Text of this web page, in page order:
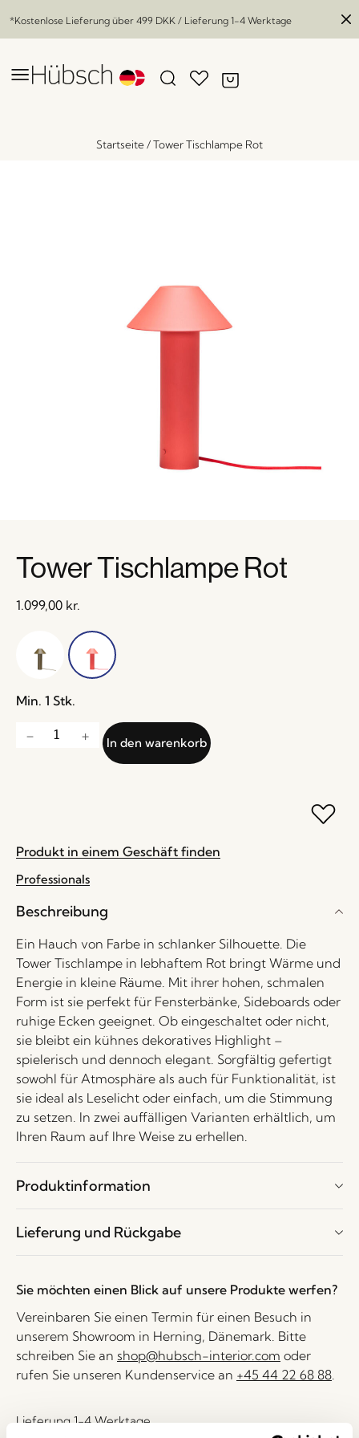
*Kostenlose Lieferung über 499 DKK / Lieferung 1-4 Werktage
Startseite/Tower Tischlampe Rot
Tower Tischlampe Rot
1.099,00 kr.
Min. 1 Stk.
In den warenkorb
Produkt in einem Geschäft finden
Professionals
Beschreibung
Ein Hauch von Farbe in schlanker Silhouette. Die
Tower Tischlampe in lebhaftem Rot bringt Wärme und
Energie in kleine Räume. Mit ihrer hohen, schmalen
Form ist sie perfekt für Fensterbänke, Sideboards oder
ruhige Ecken geeignet. Ob eingeschaltet oder nicht,
sie bleibt ein kühnes dekoratives Highlight –
spielerisch und dennoch elegant. Sorgfältig gefertigt
sowohl für Atmosphäre als auch für Funktionalität, ist
sie ideal als Leselicht oder einfach, um die Stimmung
zu setzen. In zwei auffälligen Varianten erhältlich, um
Ihren Raum auf Ihre Weise zu erhellen.
Produktinformation
Lieferung und Rückgabe
Sie möchten einen Blick auf unsere Produkte werfen?
Vereinbaren Sie einen Termin für einen Besuch in
unserem Showroom in Herning, Dänemark. Bitte
schreiben Sie an shop@hubsch-interior.com oder
rufen Sie unseren Kundenservice an +45 44 22 68 88.
Lieferung 1-4 Werktage